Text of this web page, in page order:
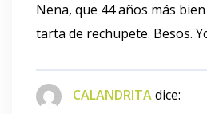
Nena, que 44 años más
tarta de rechupete. Besos.
CALANDRITAdice: